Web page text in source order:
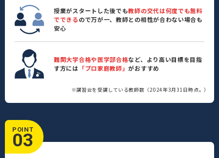
授業がスタートした後でも教師の交代は何度でも無料
でできるので万が一、教師との相性が合わない場合も
安心
難関大学合格や医学部合格など、より高い目標を目指
す方には 「プロ家庭教師」がおすすめ
※講習会を受講している教師数（2024年3月31日時点。）
POINT
03